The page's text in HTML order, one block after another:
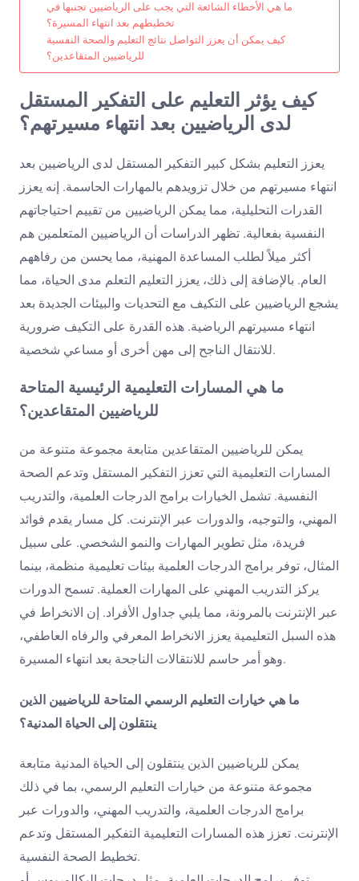
ما هي الأخطاء الشائعة التي يجب على الرياضيين تجنبها في
تخطيطهم بعد انتهاء المسيرة؟
كيف يمكن أن يعزز التواصل نتائج التعليم والصحة النفسية
للرياضيين المتقاعدين؟
كيف يؤثر التعليم على التفكير المستقل
لدى الرياضيين بعد انتهاء مسيرتهم؟
يعزز التعليم بشكل كبير التفكير المستقل لدى الرياضيين بعد
انتهاء مسيرتهم من خلال تزويدهم بالمهارات الحاسمة. إنه يعزز
القدرات التحليلية، مما يمكن الرياضيين من تقييم احتياجاتهم
النفسية بفعالية. تظهر الدراسات أن الرياضيين المتعلمين هم
أكثر ميلاً لطلب المساعدة المهنية، مما يحسن من رفاههم
العام. بالإضافة إلى ذلك، يعزز التعليم التعلم مدى الحياة، مما
يشجع الرياضيين على التكيف مع التحديات والبيئات الجديدة بعد
انتهاء مسيرتهم الرياضية. هذه القدرة على التكيف ضرورية
للانتقال الناجح إلى مهن أخرى أو مساعي شخصية.
ما هي المسارات التعليمية الرئيسية المتاحة
للرياضيين المتقاعدين؟
يمكن للرياضيين المتقاعدين متابعة مجموعة متنوعة من
المسارات التعليمية التي تعزز التفكير المستقل وتدعم الصحة
النفسية. تشمل الخيارات برامج الدرجات العلمية، والتدريب
المهني، والتوجيه، والدورات عبر الإنترنت. كل مسار يقدم فوائد
فريدة، مثل تطوير المهارات والنمو الشخصي. على سبيل
المثال، توفر برامج الدرجات العلمية بيئات تعليمية منظمة، بينما
يركز التدريب المهني على المهارات العملية. تسمح الدورات
عبر الإنترنت بالمرونة، مما يلبي جداول الأفراد. إن الانخراط في
هذه السبل التعليمية يعزز الانخراط المعرفي والرفاه العاطفي،
وهو أمر حاسم للانتقالات الناجحة بعد انتهاء المسيرة.
ما هي خيارات التعليم الرسمي المتاحة للرياضيين الذين
ينتقلون إلى الحياة المدنية؟
يمكن للرياضيين الذين ينتقلون إلى الحياة المدنية متابعة
مجموعة متنوعة من خيارات التعليم الرسمي، بما في ذلك
برامج الدرجات العلمية، والتدريب المهني، والدورات عبر
الإنترنت. تعزز هذه المسارات التعليمية التفكير المستقل وتدعم
تخطيط الصحة النفسية.